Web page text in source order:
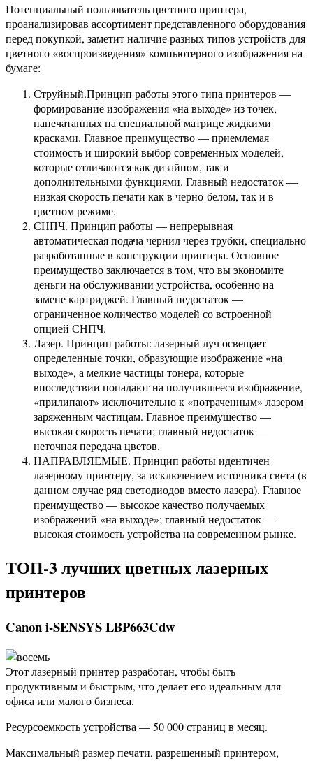
Потенциальный пользователь цветного принтера,
проанализировав ассортимент представленного оборудования
перед покупкой, заметит наличие разных типов устройств для
цветного «воспроизведения» компьютерного изображения на
бумаге:
Струйный.Принцип работы этого типа принтеров —
формирование изображения «на выходе» из точек,
напечатанных на специальной матрице жидкими
красками. Главное преимущество — приемлемая
стоимость и широкий выбор современных моделей,
которые отличаются как дизайном, так и
дополнительными функциями. Главный недостаток —
низкая скорость печати как в черно-белом, так и в
цветном режиме.
СНПЧ. Принцип работы — непрерывная
автоматическая подача чернил через трубки, специально
разработанные в конструкции принтера. Основное
преимущество заключается в том, что вы экономите
деньги на обслуживании устройства, особенно на
замене картриджей. Главный недостаток —
ограниченное количество моделей со встроенной
опцией СНПЧ.
Лазер. Принцип работы: лазерный луч освещает
определенные точки, образующие изображение «на
выходе», а мелкие частицы тонера, которые
впоследствии попадают на получившееся изображение,
«прилипают» исключительно к «потраченным» лазером
заряженным частицам. Главное преимущество —
высокая скорость печати; главный недостаток —
неточная передача цветов.
НАПРАВЛЯЕМЫЕ. Принцип работы идентичен
лазерному принтеру, за исключением источника света (в
данном случае ряд светодиодов вместо лазера). Главное
преимущество — высокое качество получаемых
изображений «на выходе»; главный недостаток —
высокая стоимость устройства на современном рынке.
ТОП-3 лучших цветных лазерных
принтеров
Canon i-SENSYS LBP663Cdw
Этот лазерный принтер разработан, чтобы быть
продуктивным и быстрым, что делает его идеальным для
офиса или малого бизнеса.
Ресурсоемкость устройства — 50 000 страниц в месяц.
Максимальный размер печати, разрешенный принтером,